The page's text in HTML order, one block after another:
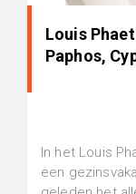
Louis
Paphos,
In het Louis
een